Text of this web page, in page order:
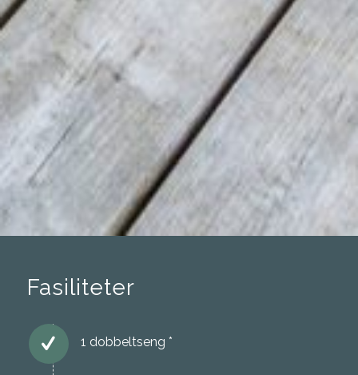
Fasiliteter
1 dobbeltseng *